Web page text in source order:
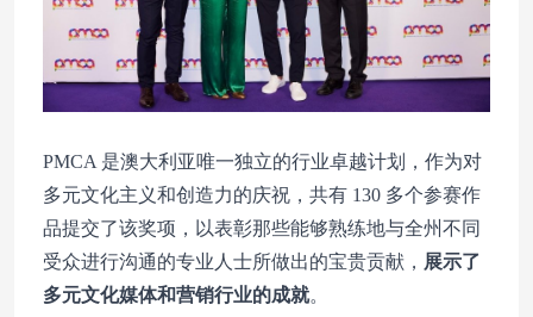
PMCA 是澳大利亚唯一独立的行业卓越计划，作为对
多元文化主义和创造力的庆祝，共有 130 多个参赛作
品提交了该奖项，以表彰那些能够熟练地与全州不同
受众进行沟通的专业人士所做出的宝贵贡献， 展示了
多元文化媒体和营销行业的成就。